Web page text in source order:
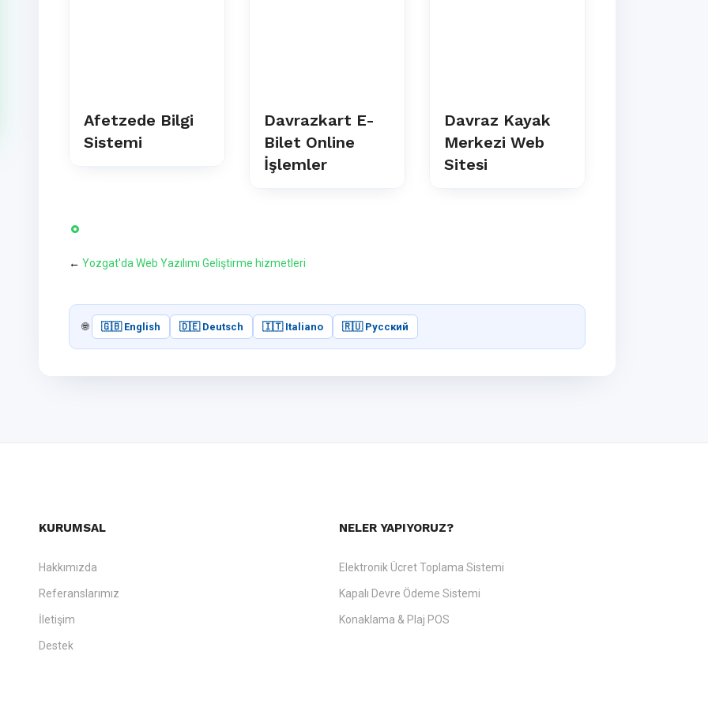
Afetzede Bilgi
Sistemi
Davrazkart E-
Bilet Online
İşlemler
Davraz Kayak
Merkezi Web
Sitesi
← Yozgat'da Web Yazılımı Geliştirme hizmetleri
🌐 🇬🇧 English 🇩🇪 Deutsch 🇮🇹 Italiano 🇷🇺 Русский
KURUMSAL
Hakkımızda
Referanslarımız
İletişim
Destek
NELER YAPIYORUZ?
Elektronik Ücret Toplama Sistemi
Kapalı Devre Ödeme Sistemi
Konaklama & Plaj POS